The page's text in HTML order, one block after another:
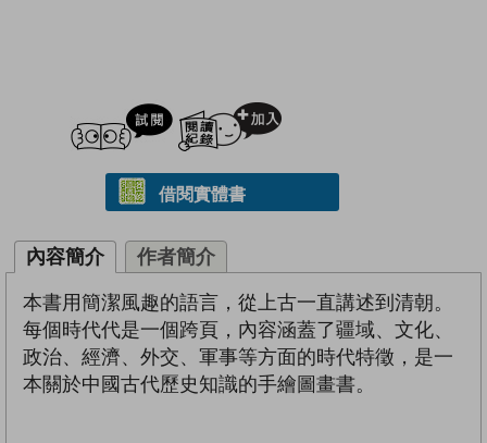
試閲
借閱實體書
內容簡介 作者簡介
本書用簡潔風趣的語言，從上古一直講述到清朝。
每個時代代是一個跨頁，內容涵蓋了疆域、文化、
政治、經濟、外交、軍事等方面的時代特徵，是一
本關於中國古代歷史知識的手繪圖畫書。